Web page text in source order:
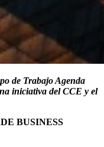
de Trabajo Agenda
iniciativa del CCE y el
BUSINESS